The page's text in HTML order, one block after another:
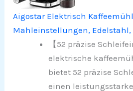
Aigostar Elektrisch
Mahleinstellungen, Edelstahl,
【52 präzise
elektrische
bietet 52 präzise
einen